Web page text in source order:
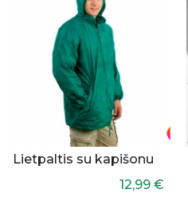
Lietpaltis su kapišonu
12,99 €